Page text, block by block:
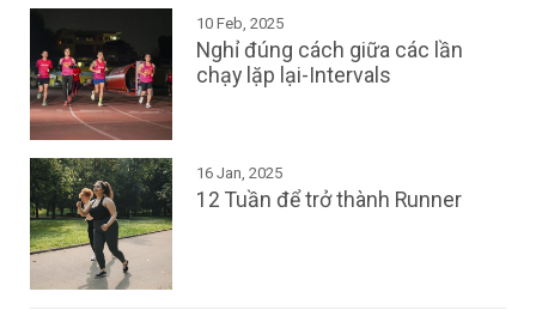
10 Feb, 2025
Nghỉ đúng cách giữa các lần
chạy lặp lại-Intervals
16 Jan, 2025
12 Tuần để trở thành Runner